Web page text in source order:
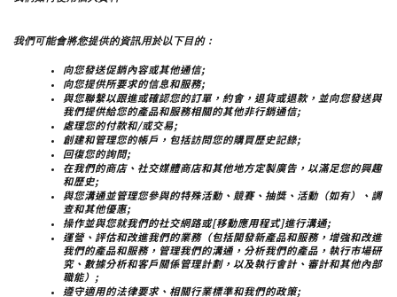
我們可能會將您提供的資訊用於以下目的：
向您發送促銷內容或其他通信;
向您提供所要求的信息和服務;
與您聯繫以跟進或確認您的訂單，約會，退貨或退款，並向您發送與
我們提供給您的產品和服務相關的其他非行銷通信;
處理您的付款和/或交易;
創建和管理您的帳戶，包括訪問您的購買歷史記錄;
回復您的詢問;
在我們的商店、社交媒體商店和其他地方定製廣告，以滿足您的興趣
和歷史;
與您溝通並管理您參與的特殊活動、競賽、抽獎、活動（如有）、調
查和其他優惠;
操作並與您就我們的社交網路或[移動應用程式]進行溝通;
運營、評估和改進我們的業務（包括開發新產品和服務，增強和改進
我們的產品和服務，管理我們的溝通，分析我們的產品，執行市場研
究、數據分析和客戶關係管理計劃，以及執行會計、審計和其他內部
職能）;
遵守適用的法律要求、相關行業標準和我們的政策;